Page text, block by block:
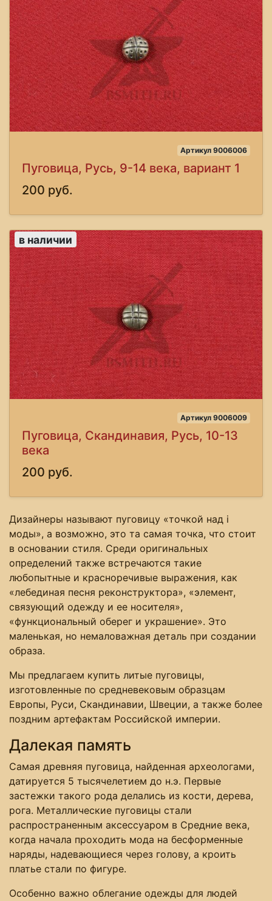
Артикул 9006006
Пуговица, Русь, 9-14 века, вариант 1
200 руб.
в наличии
Артикул 9006009
Пуговица, Скандинавия, Русь, 10-13
века
200 руб.
Дизайнеры называют пуговицу «точкой над i
моды», а возможно, это та самая точка, что стоит
в основании стиля. Среди оригинальных
определений также встречаются такие
любопытные и красноречивые выражения, как
«лебединая песня реконструктора», «элемент,
связующий одежду и ее носителя»,
«функциональный оберег и украшение». Это
маленькая, но немаловажная деталь при создании
образа.
Мы предлагаем купить литые пуговицы,
изготовленные по средневековым образцам
Европы, Руси, Скандинавии, Швеции, а также более
поздним артефактам Российской империи.
Далекая память
Самая древняя пуговица, найденная археологами,
датируется 5 тысячелетием до н.э. Первые
застежки такого рода делались из кости, дерева,
рога. Металлические пуговицы стали
распространенным аксессуаром в Средние века,
когда начала проходить мода на бесформенные
наряды, надевающиеся через голову, а кроить
платье стали по фигуре.
Особенно важно облегание одежды для людей